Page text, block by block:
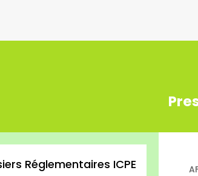
Réglementaires ICPE